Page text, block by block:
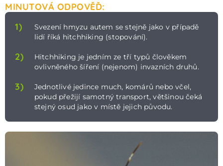
MINUTOVÁ ODPOVĚĎ:
1)
Svezení hmyzu autem se stejně jako v případě
lidí říká hitchhiking (stopování).
2)
Hitchhiking je jedním ze tří typů člověkem
ovlivněného šíření (nejenom) invazních druhů.
3)
Jednotlivé jedince much, komárů nebo včel,
pokud přežijí samotný transport, většinou čeká
stejný osud jako v místě jejich původu.